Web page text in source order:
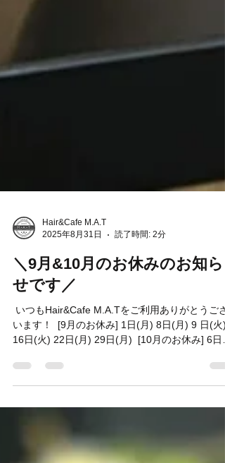
Hair&Cafe M.A.T
2025年8月31日
＼9月&10月のお休みのお知ら
せです／
います！ ⁡ [9月のお休み] 1日(月) 8日(月) 9 日(火)
16日(火) 22日(月) 29日(月) ⁡ [10月のお休み] 6日